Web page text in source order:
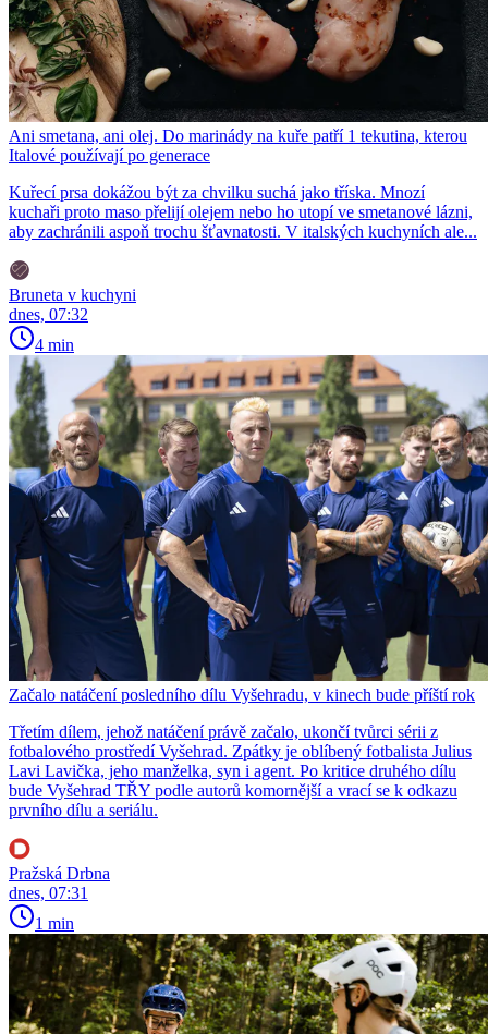
Ani smetana, ani olej. Do marinády na kuře patří 1 tekutina, kterou
Italové používají po generace
Kuřecí prsa dokážou být za chvilku suchá jako tříska. Mnozí
kuchaři proto maso přelijí olejem nebo ho utopí ve smetanové lázni,
aby zachránili aspoň trochu šťavnatosti. V italských kuchyních ale...
Bruneta v kuchyni
dnes, 07:32
4 min
Začalo natáčení posledního dílu Vyšehradu, v kinech bude příští rok
Třetím dílem, jehož natáčení právě začalo, ukončí tvůrci sérii z
fotbalového prostředí Vyšehrad. Zpátky je oblíbený fotbalista Julius
Lavi Lavička, jeho manželka, syn i agent. Po kritice druhého dílu
bude Vyšehrad TŘY podle autorů komornější a vrací se k odkazu
prvního dílu a seriálu.
Pražská Drbna
dnes, 07:31
1 min